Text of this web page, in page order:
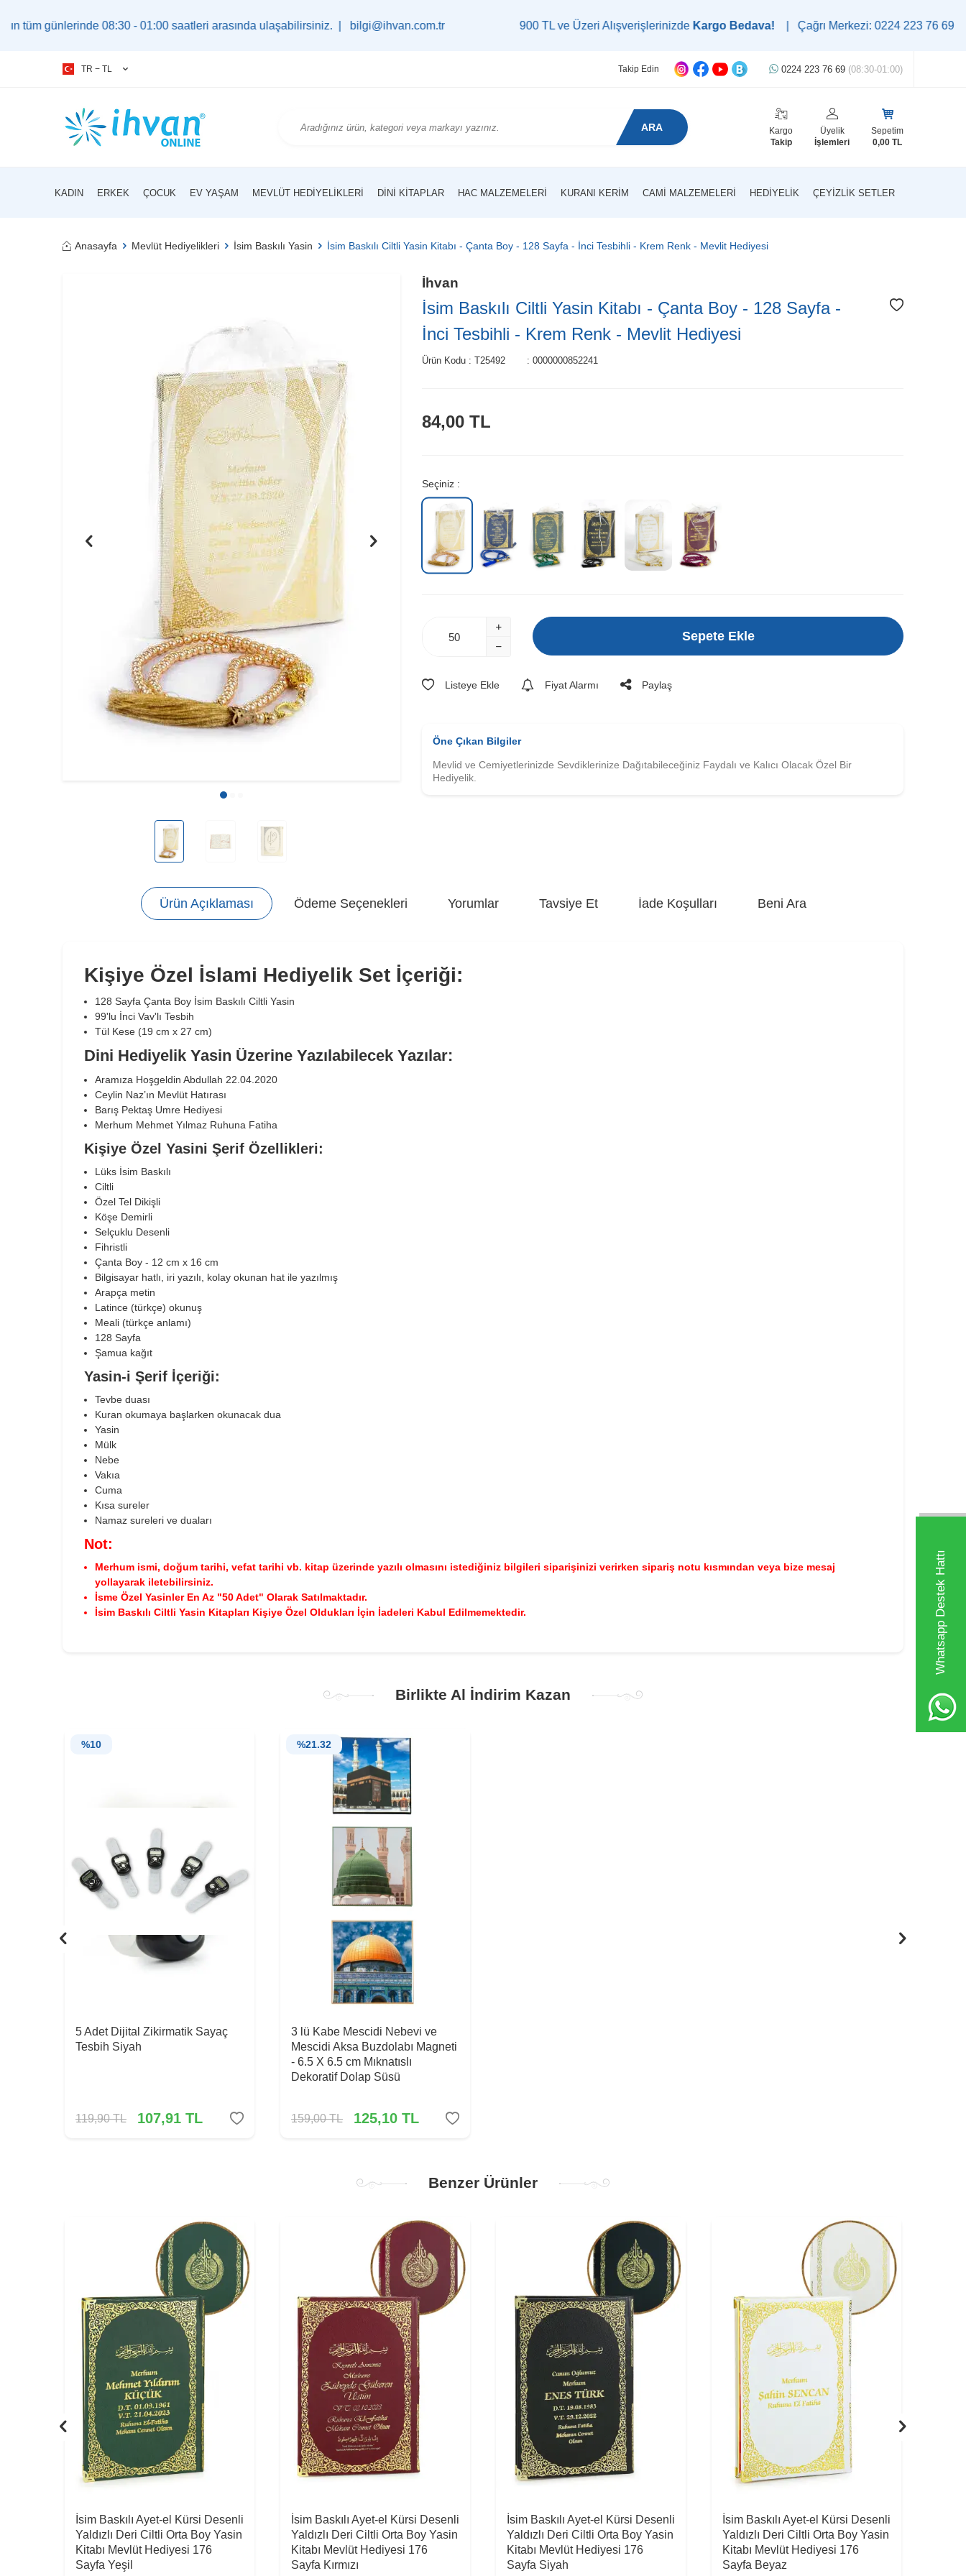
Whatsapp Destek Hattı
08:30 - 01:00 saatleri arasında ulaşabilirsiniz. |bilgi@ihvan.com.tr 900 TL ve Üzeri AlışverişlerinizdeKargo Bedava!| Çağrı Merkezi: 0224 223 76 69 |
TR − TL Takip Edin 0224 223 76 69 (08:30-01:00)
ARA
Kargo
Takip
Üyelik
İşlemleri
Sepetim
0,00 TL
KADIN ERKEK ÇOCUK EV YAŞAM MEVLÜT HEDIYELIKLERI DINI KITAPLAR HAC MALZEMELERI KURANI KERIM CAMI MALZEMELERI HEDIYELIK ÇEYIZLIK SETLER
Anasayfa Mevlüt Hediyelikleri İsim Baskılı Yasin İsim Baskılı Ciltli Yasin Kitabı - Çanta Boy - 128 Sayfa - İnci Tesbihli - Krem Renk - Mevlit Hediyesi
İhvan
İsim Baskılı Ciltli Yasin Kitabı - Çanta Boy - 128 Sayfa -
İnci Tesbihli - Krem Renk - Mevlit Hediyesi
Ürün Kodu : T25492 : 0000000852241
84,00 TL
Seçiniz :
Sepete Ekle
Listeye Ekle Fiyat Alarmı Paylaş
Öne Çıkan Bilgiler
Mevlid ve Cemiyetlerinizde Sevdiklerinize Dağıtabileceğiniz Faydalı ve Kalıcı Olacak Özel Bir
Hediyelik.
Ürün Açıklaması Ödeme Seçenekleri Yorumlar Tavsiye Et İade Koşulları Beni Ara
Kişiye Özel İslami Hediyelik Set İçeriği:
128 Sayfa Çanta Boy İsim Baskılı Ciltli Yasin
99'lu İnci Vav'lı Tesbih
Tül Kese (19 cm x 27 cm)
Dini Hediyelik Yasin Üzerine Yazılabilecek Yazılar:
Aramıza Hoşgeldin Abdullah 22.04.2020
Ceylin Naz’ın Mevlüt Hatırası
Barış Pektaş Umre Hediyesi
Merhum Mehmet Yılmaz Ruhuna Fatiha
Kişiye Özel Yasini Şerif Özellikleri:
Lüks İsim Baskılı
Ciltli
Özel Tel Dikişli
Köşe Demirli
Selçuklu Desenli
Fihristli
Çanta Boy - 12 cm x 16 cm
Bilgisayar hatlı, iri yazılı, kolay okunan hat ile yazılmış
Arapça metin
Latince (türkçe) okunuş
Meali (türkçe anlamı)
128 Sayfa
Şamua kağıt
Yasin-i Şerif İçeriği:
Tevbe duası
Kuran okumaya başlarken okunacak dua
Yasin
Mülk
Nebe
Vakıa
Cuma
Kısa sureler
Namaz sureleri ve duaları
Not:
Merhum ismi, doğum tarihi, vefat tarihi vb. kitap üzerinde yazılı olmasını istediğiniz bilgileri siparişinizi verirken sipariş notu kısmından veya bize mesaj
yollayarak iletebilirsiniz.
İsme Özel Yasinler En Az "50 Adet" Olarak Satılmaktadır.
İsim Baskılı Ciltli Yasin Kitapları Kişiye Özel Oldukları İçin İadeleri Kabul Edilmemektedir.
Birlikte Al İndirim Kazan
%10
5 Adet Dijital Zikirmatik Sayaç
Tesbih Siyah
119,90TL 107,91 TL
%21.32
3 lü Kabe Mescidi Nebevi ve
Mescidi Aksa Buzdolabı Magneti
- 6.5 X 6.5 cm Mıknatıslı
Dekoratif Dolap Süsü
159,00TL 125,10 TL
Benzer Ürünler
İsim Baskılı Ayet-el Kürsi Desenli
Yaldızlı Deri Ciltli Orta Boy Yasin
Kitabı Mevlüt Hediyesi 176
Sayfa Yeşil
İsim Baskılı Ayet-el Kürsi Desenli
Yaldızlı Deri Ciltli Orta Boy Yasin
Kitabı Mevlüt Hediyesi 176
Sayfa Kırmızı
İsim Baskılı Ayet-el Kürsi Desenli
Yaldızlı Deri Ciltli Orta Boy Yasin
Kitabı Mevlüt Hediyesi 176
Sayfa Siyah
İsim Baskılı Ayet-el Kürsi Desenli
Yaldızlı Deri Ciltli Orta Boy Yasin
Kitabı Mevlüt Hediyesi 176
Sayfa Beyaz